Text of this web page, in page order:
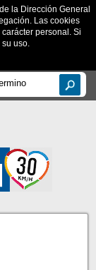
la Dirección General
Las cookies
personal. Si
uso.